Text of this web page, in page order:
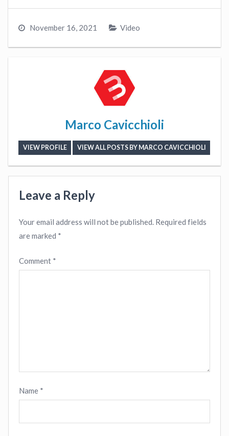
November 16, 2021 Video
Marco Cavicchioli
VIEW PROFILE VIEW ALL POSTS BY MARCO CAVICCHIOLI
Leave a Reply
Your email address will not be published. Required fields
are marked *
Comment *
Name *